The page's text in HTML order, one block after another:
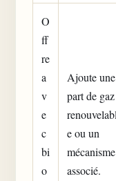
O
ff
re
a
v
e
c
bi
o
Ajoute une
part de gaz
renouvelabl
e ou un
mécanisme
associé.